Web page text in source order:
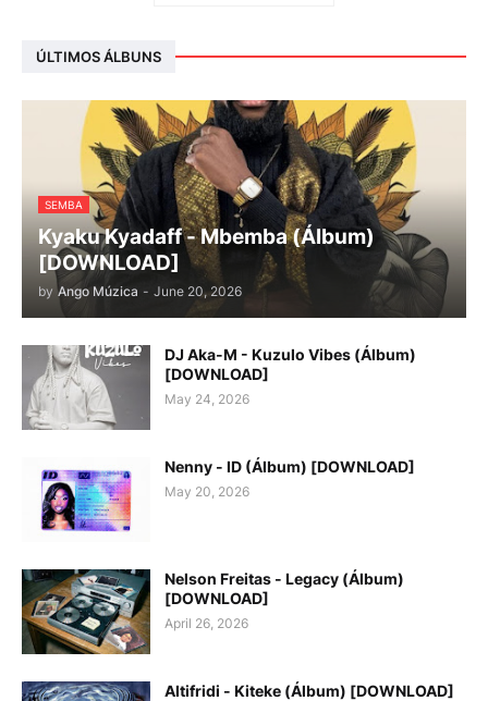
ÚLTIMOS ÁLBUNS
SEMBA
Kyaku Kyadaff - Mbemba (Álbum)
[DOWNLOAD]
by Ango Múzica - June 20, 2026
DJ Aka-M - Kuzulo Vibes (Álbum)
[DOWNLOAD]
May 24, 2026
Nenny - ID (Álbum) [DOWNLOAD]
May 20, 2026
Nelson Freitas - Legacy (Álbum)
[DOWNLOAD]
April 26, 2026
Altifridi - Kiteke (Álbum) [DOWNLOAD]